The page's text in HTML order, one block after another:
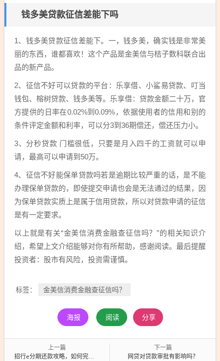
钱多美贷款征信差能下吗
1、钱多美贷款征信差能下。一，钱多美，确实钱是非常美
丽的东西，谁都喜欢！这个产品是金美信与桔子数科联合出
品的新产品。
2、征信不好可以贷款的平台：乐享借、小鲨易贷款、叮当
钱包、榕树贷款、钱多美等。乐享借：贷款金额二十万，官
方提供的日率在0.02%到0.09%，依据使用者的信用和别的
条件评定金额和利率，可以分3到36期偿还，偿还压力小。
3、分秒贷款 门槛很低，只要是月入四千的工资就可以申
请，最高可以申请到50万。
4、征信不好能保单贷款吗若是逾期比较严重的话，是不能
办理保单贷款的，即使提交申请也会是无法通过的结果，因
为保单贷款实质上是属于信用贷款，所以对贷款申请的征信
是有一定要求。
以上就是有关“金美信消费金融查征信吗？”的相关知识介
绍，希望上文介绍能够对你有所帮助，感谢阅读。最后提醒
投资者：股市有风险，投资需谨慎。
标签： 金美信消费金融查征信吗？
海报 阅读 分享
上一篇
招行e分期还款攻略，如何完成还款操作？
下一篇
网贷对贷款审批有影响吗？